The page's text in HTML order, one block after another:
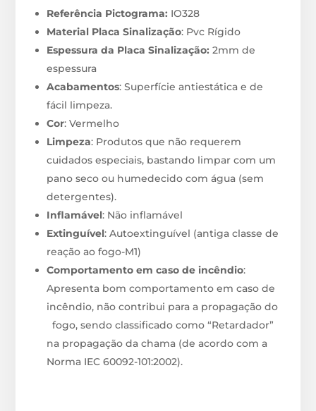
Referência Pictograma: IO328
Material Placa Sinalização: Pvc Rígido
Espessura da Placa Sinalização: 2mm de
espessura
Acabamentos: Superfície antiestática e de
fácil limpeza.
Cor: Vermelho
Limpeza: Produtos que não requerem
cuidados especiais, bastando limpar com um
pano seco ou humedecido com água (sem
detergentes).
Inflamável: Não inflamável
Extinguível: Autoextinguível (antiga classe de
reação ao fogo-M1)
Comportamento em caso de incêndio:
Apresenta bom comportamento em caso de
incêndio, não contribui para a propagação do
fogo, sendo classificado como “Retardador”
na propagação da chama (de acordo com a
Norma IEC 60092-101:2002).